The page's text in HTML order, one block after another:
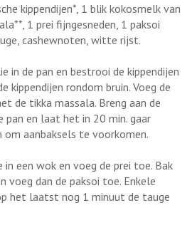
kippendijen*, 1 blik kokosmelk van
1 prei fijngesneden, 1 paksoi
cashewnoten, witte rijst.
in de pan en bestrooi de kippendijen
kippendijen rondom bruin. Voeg de
de tikka massala. Breng aan de
pan en laat het in 20 min. gaar
aanbaksels te voorkomen.
een wok en voeg de prei toe. Bak
voeg dan de paksoi toe. Enkele
het laatst nog 1 minuut de tauge